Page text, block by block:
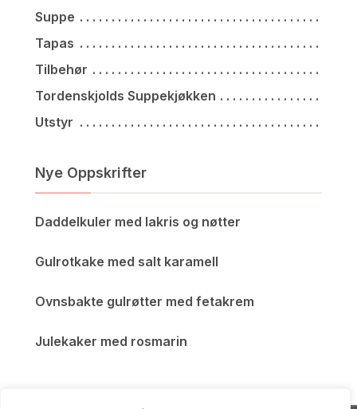
Suppe
Tapas
Tilbehør
Tordenskjolds Suppekjøkken
Utstyr
Nye Oppskrifter
Daddelkuler med lakris og nøtter
Gulrotkake med salt karamell
Ovnsbakte gulrøtter med fetakrem
Julekaker med rosmarin